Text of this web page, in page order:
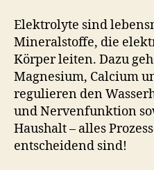
Elektrolyte sind
Mineralstoffe, die
Körper leiten. Dazu
Magnesium, Calcium
regulieren den
und Nervenfunktion
Haushalt – alles
entscheidend sind!